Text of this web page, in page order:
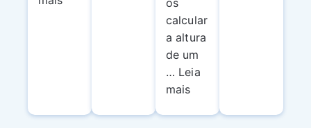
calcular
a altura
de um
… Leia
mais